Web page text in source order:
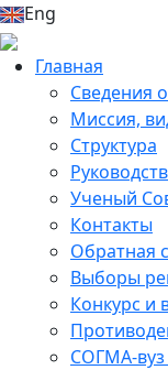
Eng
Главная
Сведения
Миссия,
Структура
Ученый
Контакты
Обратная
Выборы
Конкурс
СОГМА-вуз